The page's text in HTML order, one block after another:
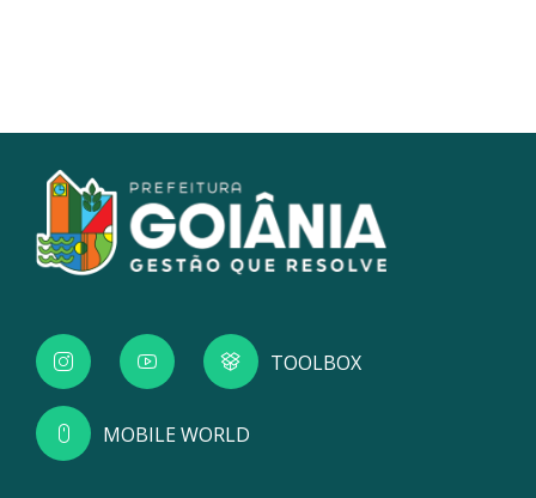
TOOLBOX
MOBILE WORLD